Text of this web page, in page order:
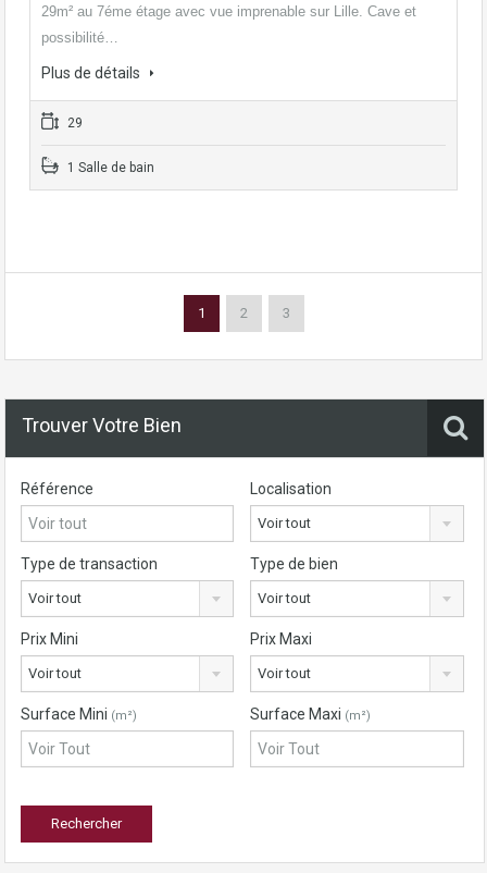
29m² au 7éme étage avec vue imprenable sur Lille. Cave et
possibilité…
Plus de détails
29
1 Salle de bain
1 2 3
Trouver Votre Bien
Référence Localisation
Voir tout
Type de transaction
Voir tout
Type de bien
Voir tout
Prix Mini
Voir tout
Prix Maxi
Voir tout
Surface Mini (m²) Surface Maxi (m²)